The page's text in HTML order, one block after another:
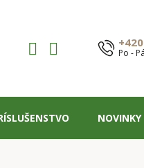
Po -
NOVINKY